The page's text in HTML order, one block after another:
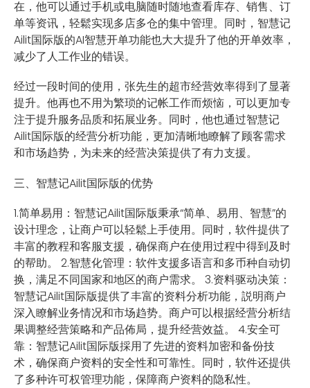
在，他可以通过手机或电脑随时随地查看库存、销售、订
单等资讯，轻鬆实现多店多仓的集中管理。同时，智慧记
Ailit国际版的AI智慧开单功能也大大提升了他的开单效率，
减少了人工作业的错误。
经过一段时间的使用，张先生的超市经营效率得到了显著
提升。他再也不用为繁琐的记帐工作而烦恼，可以更加专
注于提升服务品质和拓展业务。同时，他也通过智慧记
Ailit国际版的经营分析功能，更加清晰地瞭解了顾客需求
和市场趋势，为未来的经营决策提供了有力支援。
三、智慧记Ailit国际版的优势
1.简单易用：智慧记Ailit国际版秉承“简单、易用、智慧”的
设计理念，让商户可以轻鬆上手使用。同时，软件提供了
丰富的教程和客服支援，确保商户在使用过程中得到及时
的帮助。 2.智慧化管理：软件支援多语言和多币种自动切
换，满足不同国家和地区的商户需求。 3.资料驱动决策：
智慧记Ailit国际版提供了丰富的资料分析功能，説明商户
深入瞭解业务情况和市场趋势。商户可以根据经营分析结
果调整经营策略和产品佈局，提升经营效益。 4.安全可
靠：智慧记Ailit国际版採用了先进的资料加密和备份技
术，确保商户资料的安全性和可靠性。同时，软件还提供
了多种许可权管理功能，保障商户资料的隐私性。